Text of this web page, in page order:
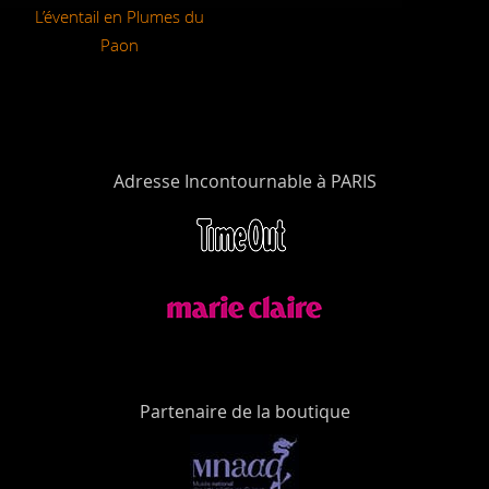
L’éventail en Plumes du
Paon
Adresse Incontournable à PARIS
Partenaire de la boutique